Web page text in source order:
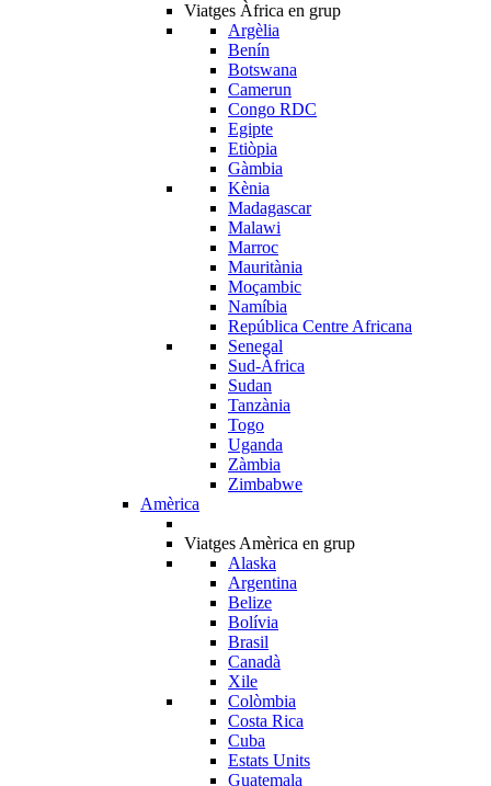
Viatges Àfrica en grup
Argèlia
Benín
Botswana
Camerun
Congo RDC
Egipte
Etiòpia
Gàmbia
Kènia
Madagascar
Malawi
Marroc
Mauritània
Moçambic
Namíbia
República Centre Africana
Senegal
Sud-Àfrica
Sudan
Tanzània
Togo
Uganda
Zàmbia
Zimbabwe
Amèrica
Viatges Amèrica en grup
Alaska
Argentina
Belize
Bolívia
Brasil
Canadà
Xile
Colòmbia
Costa Rica
Cuba
Estats Units
Guatemala